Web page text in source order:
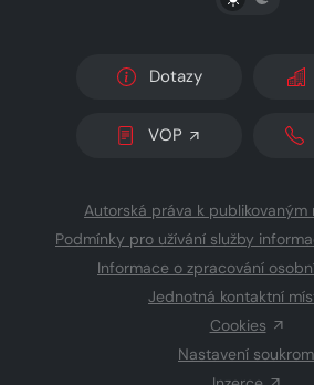
Dotazy
VOP
Autorská práva k publikovaným
Podmínky pro užívání služby
Informace o zpracování
Jednotná kontaktní
Cookies
Nastavení